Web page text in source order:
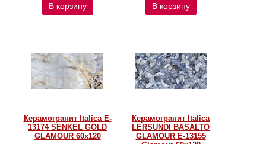
В корзину В корзину
Керамогранит Italica E-
13174 SENKEL GOLD
GLAMOUR 60х120
Керамогранит Italica
LERSUNDI BASALTO
GLAMOUR E-13155